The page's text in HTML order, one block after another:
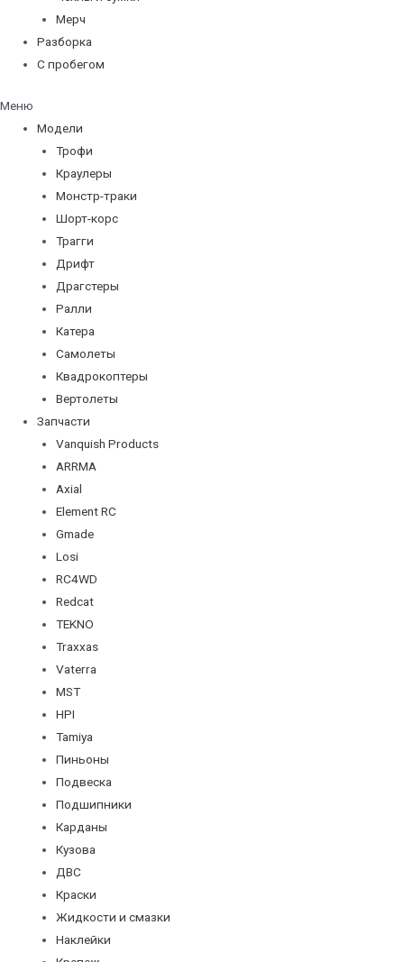
Мерч
Разборка
С пробегом
Меню
Модели
Трофи
Краулеры
Монстр-траки
Шорт-корс
Трагги
Дрифт
Драгстеры
Ралли
Катера
Самолеты
Квадрокоптеры
Вертолеты
Запчасти
Vanquish Products
ARRMA
Axial
Element RC
Gmade
Losi
RC4WD
Redcat
TEKNO
Traxxas
Vaterra
MST
HPI
Tamiya
Пиньоны
Подвеска
Подшипники
Карданы
Кузова
ДВС
Краски
Жидкости и смазки
Наклейки